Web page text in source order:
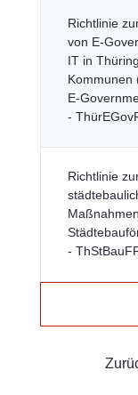
Richtlinie
von E-
IT in
Kommunen
E-
-
Richtlinie
-